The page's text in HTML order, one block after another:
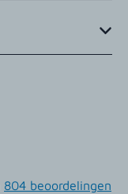
804 beoordelingen